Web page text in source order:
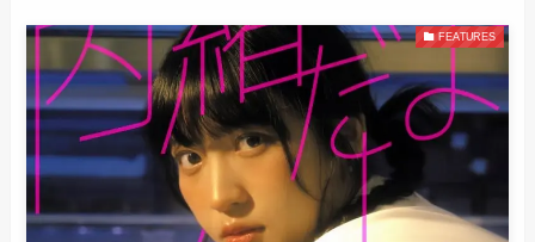
FEATURES